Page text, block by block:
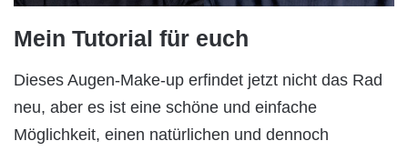
Mein Tutorial für euch
Dieses Augen-Make-up erfindet jetzt nicht das Rad
neu, aber es ist eine schöne und einfache
Möglichkeit, einen natürlichen und dennoch